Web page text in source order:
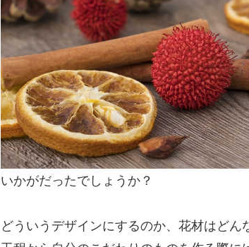
いかがだったでしょうか？
どういうデザインにするのか、花材はどん